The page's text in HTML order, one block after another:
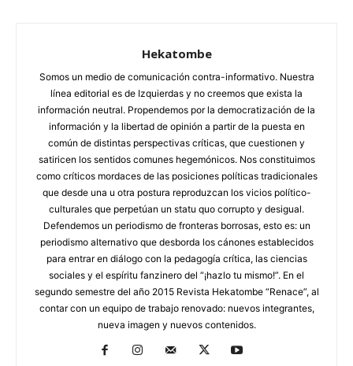
Hekatombe
Somos un medio de comunicación contra-informativo. Nuestra
línea editorial es de Izquierdas y no creemos que exista la
información neutral. Propendemos por la democratización de la
información y la libertad de opinión a partir de la puesta en
común de distintas perspectivas críticas, que cuestionen y
satiricen los sentidos comunes hegemónicos. Nos constituimos
como críticos mordaces de las posiciones políticas tradicionales
que desde una u otra postura reproduzcan los vicios político-
culturales que perpetúan un statu quo corrupto y desigual.
Defendemos un periodismo de fronteras borrosas, esto es: un
periodismo alternativo que desborda los cánones establecidos
para entrar en diálogo con la pedagogía crítica, las ciencias
sociales y el espíritu fanzinero del “¡hazlo tu mismo!”. En el
segundo semestre del año 2015 Revista Hekatombe “Renace”, al
contar con un equipo de trabajo renovado: nuevos integrantes,
nueva imagen y nuevos contenidos.